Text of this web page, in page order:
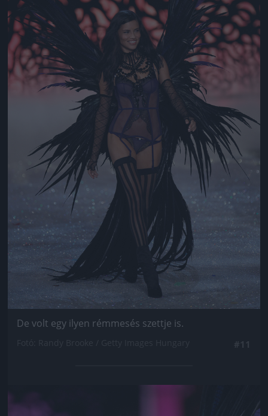
De volt egy ilyen rémmesés szettje is.